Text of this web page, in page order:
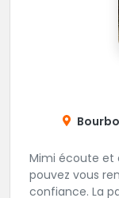
Mimi écoute et
pouvez vous
confiance. La